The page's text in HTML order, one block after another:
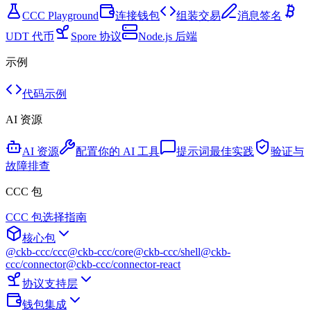
CCC Playground 连接钱包 组装交易
消息签名
UDT 代币
Spore 协议 Node.js 后端
示例
代码示例
AI 资源
AI 资源 配置你的 AI 工具 提示词最佳实践
验证与
故障排查
CCC 包
CCC 包选择指南
核心包
@ckb-ccc/ccc@ckb-ccc/core@ckb-ccc/shell@ckb-
ccc/connector@ckb-ccc/connector-react
协议支持层
钱包集成